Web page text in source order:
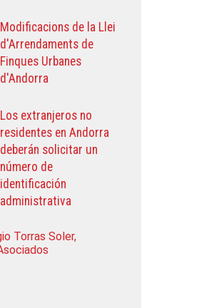
Modificacions de la Llei
d'Arrendaments de
Finques Urbanes
d'Andorra
Los extranjeros no
residentes en Andorra
deberán solicitar un
número de
identificación
administrativa